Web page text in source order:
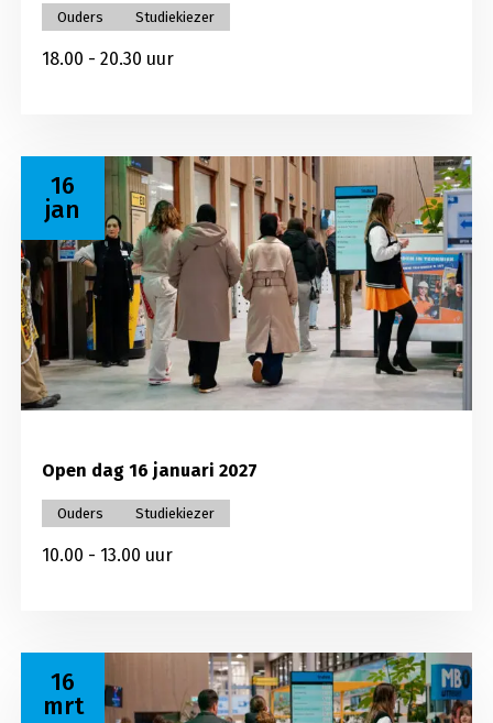
Ouders Studiekiezer
18.00 - 20.30 uur
Open dag 16 januari 2027
Ouders Studiekiezer
10.00 - 13.00 uur
16
jan
Lees meer over Open dag 16 januari 2027
16
mrt
Lees meer over Open dag 16 maart 2027